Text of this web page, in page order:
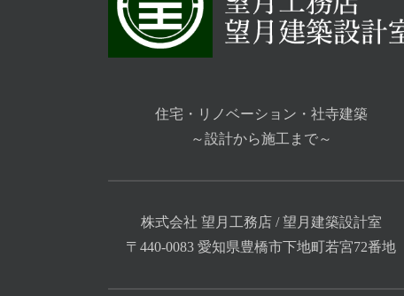
住宅・リノベーション・社寺建築
～設計から施工まで～
株式会社 望月工務店 / 望月建築設計室
〒440-0083 愛知県豊橋市下地町若宮72番地